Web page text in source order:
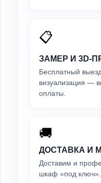
📋
ЗАМЕР И 3D-
Бесплатный
визуализация —
оплаты.
🚚
ДОСТАВКА И
Доставим и
шкаф «под ключ».